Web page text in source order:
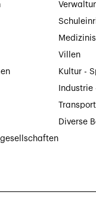
Villen
Kultur -
Diverse